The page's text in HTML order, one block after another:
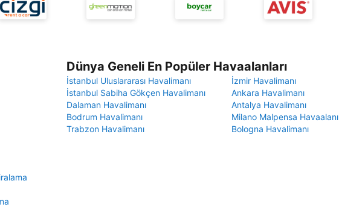
Dünya Geneli En Popüler Havaalanları
İstanbul Uluslararası Havalimanı
İzmir Havalimanı
İstanbul Sabiha Gökçen Havalimanı
Ankara Havalimanı
Dalaman Havalimanı
Antalya Havalimanı
Bodrum Havalimanı
Milano Malpensa Havaalanı
Trabzon Havalimanı
Bologna Havalimanı